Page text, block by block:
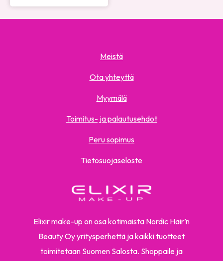
Elixir make-up on osa kotimaista Nordic Hair’n
Beauty Oy yritysperhettä ja kaikki tuotteet
toimitetaan Suomen Salosta. Shoppaile ja
Meistä
Ota yhteyttä
Myymälä
Toimitus- ja palautusehdot
Peru sopimus
Tietosuojaseloste